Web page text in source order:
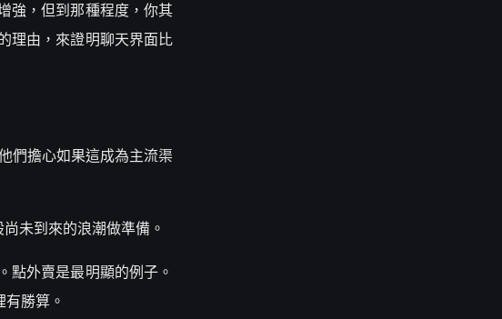
強，但到那種程度，你其
理由，來證明聊天界面比
們擔心如果這成為主流渠
未到來的浪潮做準備。
點外賣是最明顯的例子。
勝算。